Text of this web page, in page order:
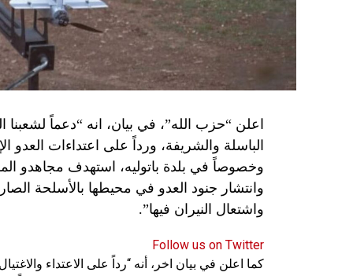
اعلن “حزب الله”، في بيان، انه “دعماً
الباسلة ‌‏‌‏‌والشريفة، ورداً على اعتداءات العدو
وانتشار جنود العدو في محيطها بالأسلحة
واشتعال النيران فيها”.
Follow us on Twitter
كما اعلن في بيان اخر، أنه “رداً على الاعتداء